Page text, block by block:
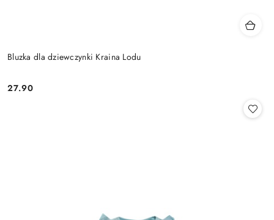
Bluzka dla dziewczynki Kraina Lodu
Cena:
27.90